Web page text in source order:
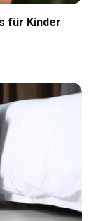
für Kinder